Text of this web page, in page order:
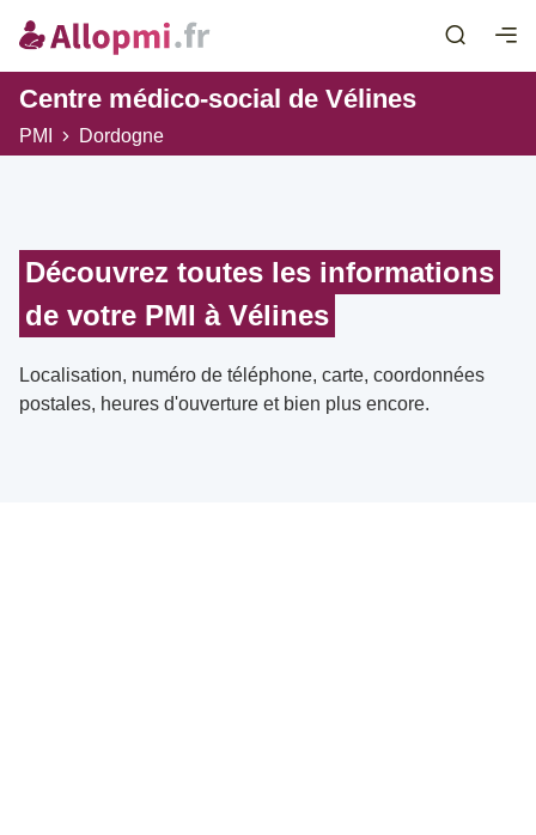
Centre médico-social de Vélines
PMI Dordogne
Découvrez toutes les informations
de votre PMI à Vélines
Localisation, numéro de téléphone, carte, coordonnées
postales, heures d'ouverture et bien plus encore.